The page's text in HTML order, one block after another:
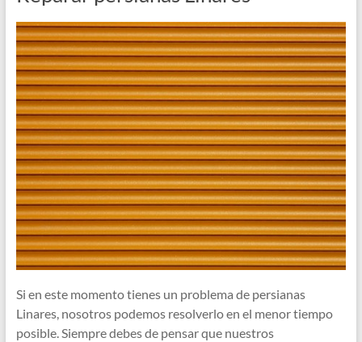
Si en este momento tienes un problema de persianas
Linares, nosotros podemos resolverlo en el menor tiempo
posible. Siempre debes de pensar que nuestros